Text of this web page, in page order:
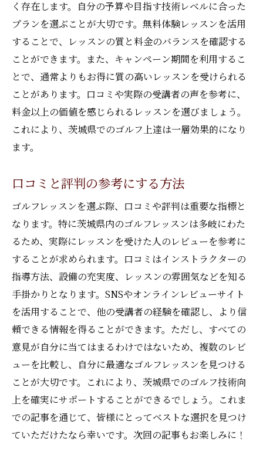
スケジュールの組み方と時間管理
レッスン参加のポリシーとマナー
レッスン効果を最大化する方法
レッスン後の練習プランの立て方
く存在します。自分の予算や目指す技術レベルに合った
プランを選ぶことが大切です。無料体験レッスンを活用
することで、レッスンの質と料金のバランスを確認する
ことができます。また、キャンペーン期間を利用するこ
とで、通常よりもお得に質の高いレッスンを受けられる
ことがあります。口コミや実際の受講者の声を参考に、
料金以上の価値を感じられるレッスンを選びましょう。
これにより、茨城県でのゴルフ上達は一層効果的になり
ます。
口コミと評判の参考にする方法
ゴルフレッスンを選ぶ際、口コミや評判は重要な指標と
なります。特に茨城県内のゴルフレッスンは多岐にわた
るため、実際にレッスンを受けた人のレビューを参考に
することが求められます。口コミはインストラクターの
指導方法、設備の充実度、レッスンの雰囲気などを知る
手掛かりとなります。SNSやオンラインレビューサイト
を活用することで、他の受講者の経験を確認し、より信
頼できる情報を得ることができます。ただし、すべての
意見が自分に当てはまるわけではないため、複数のレビ
ューを比較し、自分に最適なゴルフレッスンを見つける
ことが大切です。これにより、茨城県でのゴルフ技術向
上を確実にサポートすることができるでしょう。これま
での記事を通じて、皆様にとってベストな選択を見つけ
ていただけたなら幸いです。次回の記事もお楽しみに！